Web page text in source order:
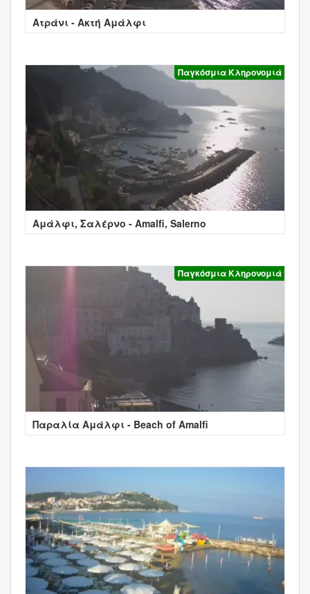
Ατράνι - Ακτή Αμάλφι
Παγκόσμια Κληρονομιά
Αμάλφι, Σαλέρνο - Amalfi, Salerno
Παγκόσμια Κληρονομιά
Παραλία Αμάλφι - Beach of Amalfi